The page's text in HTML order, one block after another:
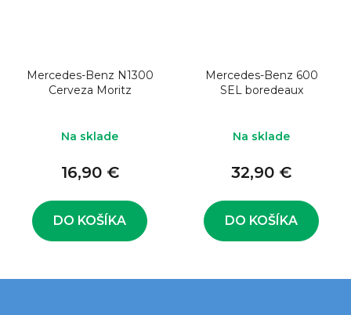
Mercedes-Benz N1300
Cerveza Moritz
Na sklade
16,90 €
DO KOŠÍKA
Mercedes-Benz 600
SEL boredeaux
Na sklade
32,90 €
DO KOŠÍKA